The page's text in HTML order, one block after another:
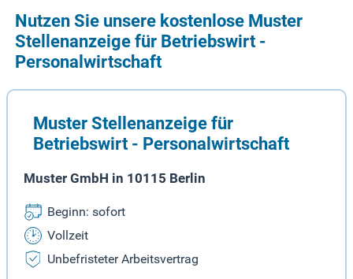
Nutzen Sie unsere kostenlose Muster
Stellenanzeige für Betriebswirt -
Personalwirtschaft
Muster Stellenanzeige für
Betriebswirt - Personalwirtschaft
Muster GmbH in 10115 Berlin
Beginn: sofort
Vollzeit
Unbefristeter Arbeitsvertrag